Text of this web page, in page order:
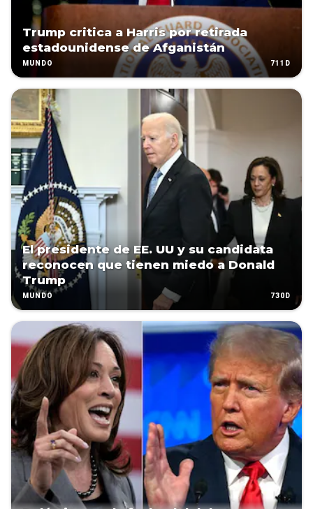
Trump critica a Harris por retirada
estadounidense de Afganistán
MUNDO 711D
El presidente de EE. UU y su candidata
reconocen que tienen miedo a Donald
Trump
MUNDO 730D